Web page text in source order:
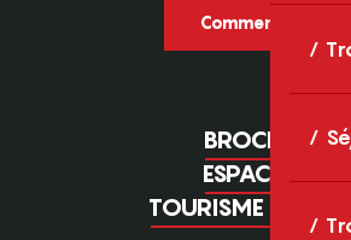
Comment venir ?
BROCHURES
ESPACE PRO
TOURISME